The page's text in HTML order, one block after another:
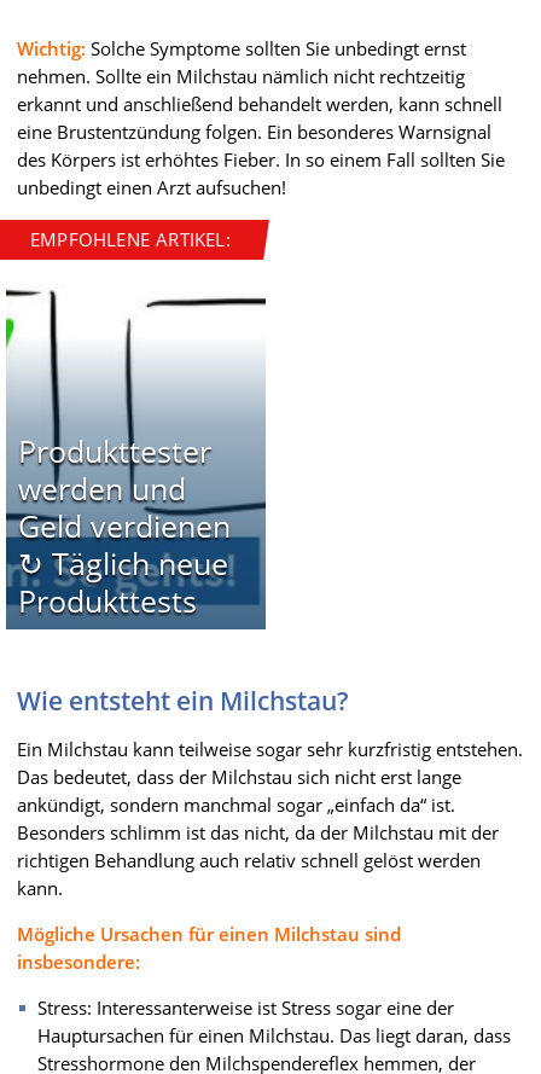
Wichtig: Solche Symptome sollten Sie unbedingt ernst
nehmen. Sollte ein Milchstau nämlich nicht rechtzeitig
erkannt und anschließend behandelt werden, kann schnell
eine Brustentzündung folgen. Ein besonderes Warnsignal
des Körpers ist erhöhtes Fieber. In so einem Fall sollten Sie
unbedingt einen Arzt aufsuchen!
EMPFOHLENE ARTIKEL:
Produkttester
werden und
Geld verdienen
↻ Täglich neue
Produkttests
Wie entsteht ein Milchstau?
Ein Milchstau kann teilweise sogar sehr kurzfristig entstehen.
Das bedeutet, dass der Milchstau sich nicht erst lange
ankündigt, sondern manchmal sogar „einfach da“ ist.
Besonders schlimm ist das nicht, da der Milchstau mit der
richtigen Behandlung auch relativ schnell gelöst werden
kann.
Mögliche Ursachen für einen Milchstau sind
insbesondere:
Stress: Interessanterweise ist Stress sogar eine der
Hauptursachen für einen Milchstau. Das liegt daran, dass
Stresshormone den Milchspendereflex hemmen, der